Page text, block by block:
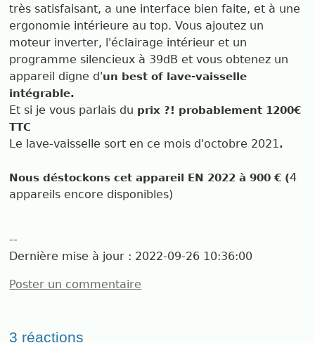
très satisfaisant, a une interface bien faite, et à une
ergonomie intérieure au top. Vous ajoutez un
moteur inverter, l'éclairage intérieur et un
programme silencieux à 39dB et vous obtenez un
appareil digne d'un best of lave-vaisselle
intégrable.
Et si je vous parlais du prix ?! probablement 1200€
TTC
Le lave-vaisselle sort en ce mois d'octobre 2021.
Nous déstockons cet appareil EN 2022 à 900 € (4
appareils encore disponibles)
--
Dernière mise à jour : 2022-09-26 10:36:00
Poster un commentaire
3 réactions